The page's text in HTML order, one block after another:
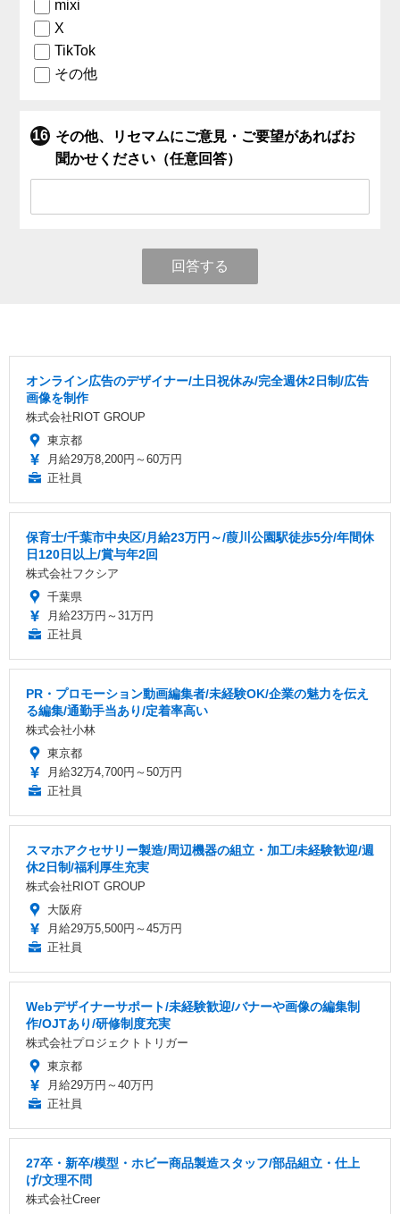
mixi
X
TikTok
その他
その他、リセマムにご意見・ご要望があればお
聞かせください（任意回答）
回答する
オンライン広告のデザイナー/土日祝休み/完全週休2日制/広告
画像を制作
株式会社RIOT GROUP
東京都
月給29万8,200円～60万円
正社員
保育士/千葉市中央区/月給23万円～/葭川公園駅徒歩5分/年間休
日120日以上/賞与年2回
株式会社フクシア
千葉県
月給23万円～31万円
正社員
PR・プロモーション動画編集者/未経験OK/企業の魅力を伝え
る編集/通勤手当あり/定着率高い
株式会社小林
東京都
月給32万4,700円～50万円
正社員
スマホアクセサリー製造/周辺機器の組立・加工/未経験歓迎/週
休2日制/福利厚生充実
株式会社RIOT GROUP
大阪府
月給29万5,500円～45万円
正社員
Webデザイナーサポート/未経験歓迎/バナーや画像の編集制
作/OJTあり/研修制度充実
株式会社プロジェクトトリガー
東京都
月給29万円～40万円
正社員
27卒・新卒/模型・ホビー商品製造スタッフ/部品組立・仕上
げ/文理不問
株式会社Creer